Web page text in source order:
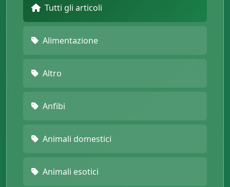
Tutti gli articoli
Alimentazione
Altro
Anfibi
Animali domestici
Animali esotici